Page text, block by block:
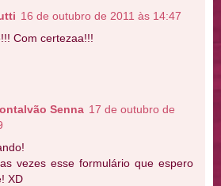
16 de outubro de 2011 às 14:47
Com certezaa!!!
Senna 17 de outubro de
vezes esse formulário que espero
XD